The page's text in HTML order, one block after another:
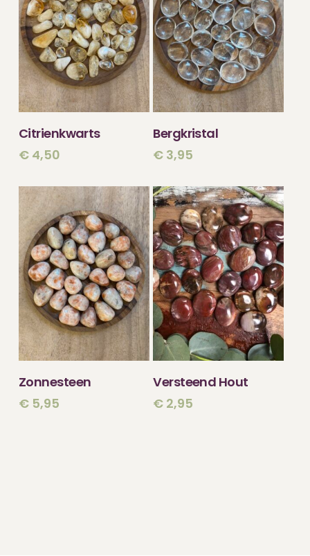
TOEVOEGEN
Citrienkwarts
€4,50
TOEVOEGEN
AAN WINKELWAGEN
Bergkristal
€ 3,95
TOEVOEGEN
Zonnesteen
€5,95
TOEVOEGEN
Versteend Hout
€ 2,95